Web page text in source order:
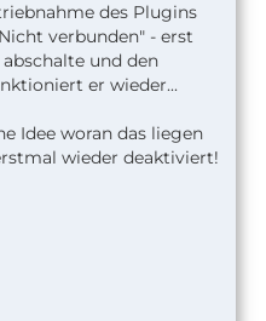
des Plugins
verbunden" - erst
und den
er wieder...
Idee woran das liegen
wieder deaktiviert!